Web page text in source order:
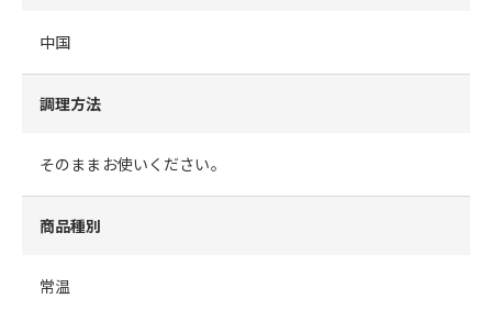
中国
調理方法
そのままお使いください。
商品種別
常温